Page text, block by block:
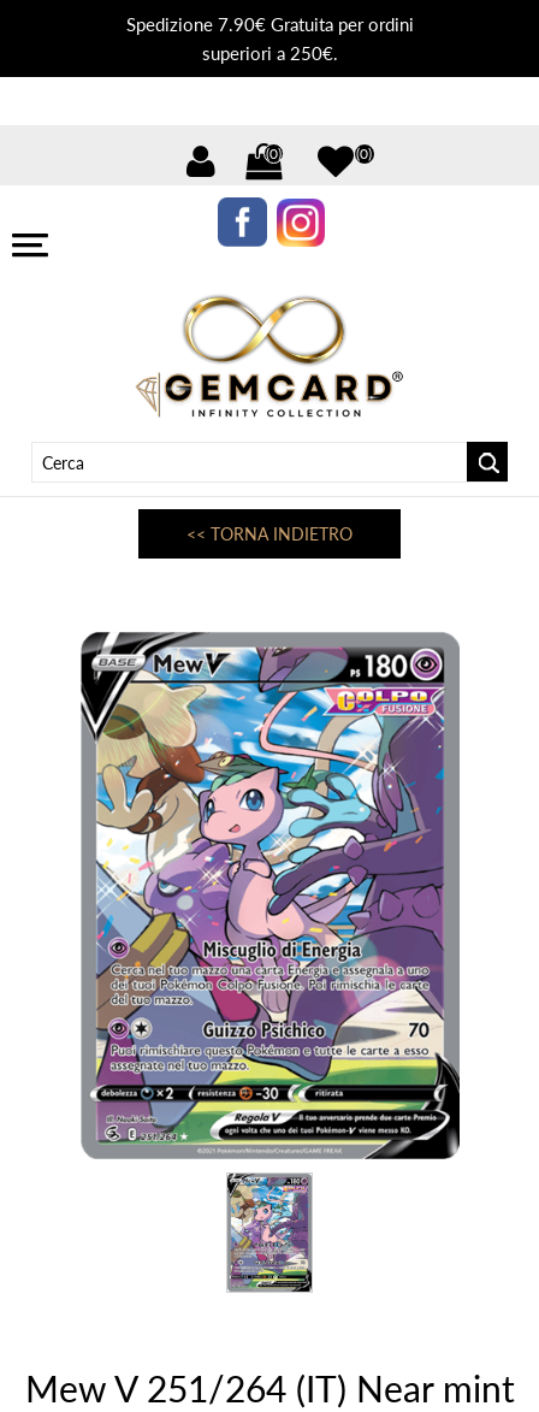
Spedizione 7.90€ Gratuita per ordini
superiori a 250€.
(0) (0)
<< TORNA INDIETRO
Mew V 251/264 (IT) Near mint